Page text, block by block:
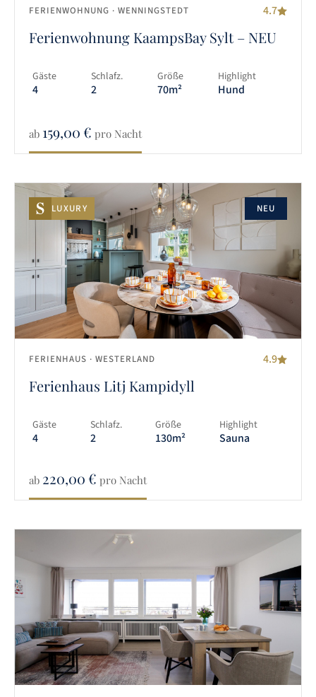
FERIENWOHNUNG · WENNINGSTEDT 4.7
Ferienwohnung KaampsBay Sylt – NEU
Gäste
4
Schlafz.
2
Größe
70m²
Highlight
Hund
ab 159,00€ pro Nacht
LUXURY NEU
FERIENHAUS · WESTERLAND 4.9
Ferienhaus Litj Kampidyll
Gäste
4
Schlafz.
2
Größe
130m²
Highlight
Sauna
ab 220,00€ pro Nacht